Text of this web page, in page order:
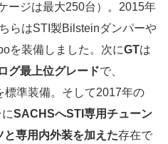
ージは最大250台）。2015年
らはSTI製Bilsteinダンパーや
を装備しました。次にGTは
グ最上位グレードで、
準装備。そして2017年の
SACHSへSTI専用チューン
専用内外装を加えた存在で